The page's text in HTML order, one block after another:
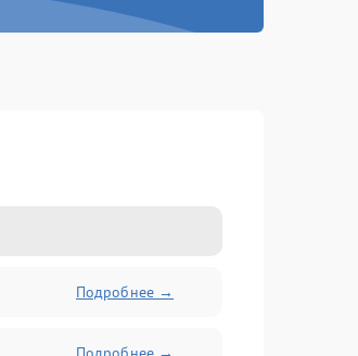
Подробнее →